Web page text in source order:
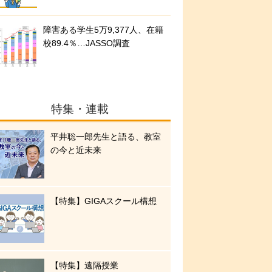
障害ある学生5万9,377人、在籍
校89.4％…JASSO調査
特集・連載
平井聡一郎先生と語る、教室
の今と近未来
【特集】GIGAスクール構想
【特集】遠隔授業